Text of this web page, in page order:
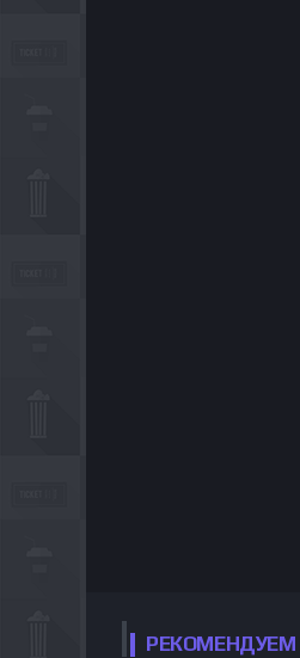
РЕКОМЕНДУЕМ